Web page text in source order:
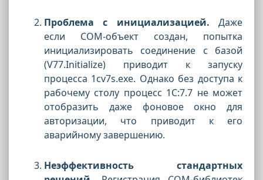
Проблема с инициализацией. Даже
если COM-объект создан, попытка
инициализировать соединение с базой
(V77.Initialize) приводит к запуску
процесса 1cv7s.exe. Однако без доступа к
рабочему столу процесс 1С:7.7 не может
отобразить даже фоновое окно для
авторизации, что приводит к его
аварийному завершению.
Неэффективность стандартных